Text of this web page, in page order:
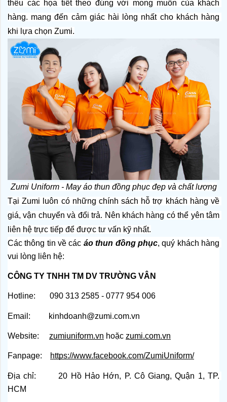
thêu các họa tiết theo đúng với mong muốn của khách
hàng. mang đến cảm giác hài lòng nhất cho khách hàng
khi lựa chọn Zumi.
Zumi Uniform - May áo thun đồng phục đẹp và chất lượng
Tại Zumi luôn có những chính sách hỗ trợ khách hàng về
giá, vận chuyển và đổi trả. Nên khách hàng có thể yên tâm
liên hệ trực tiếp để được tư vấn kỹ nhất.
Các thông tin về các áo thun đồng phục, quý khách hàng
vui lòng liên hệ:
CÔNG TY TNHH TM DV TRƯỜNG VÂN
Hotline:       090 313 2585 - 0777 954 006
Email:         kinhdoanh@zumi.com.vn
Website: zumiuniform.vn hoặc zumi.com.vn
Fanpage: https://www.facebook.com/ZumiUniform/
Địa chỉ:       20 Hồ Hảo Hớn, P. Cô Giang, Quận 1, TP.
HCM